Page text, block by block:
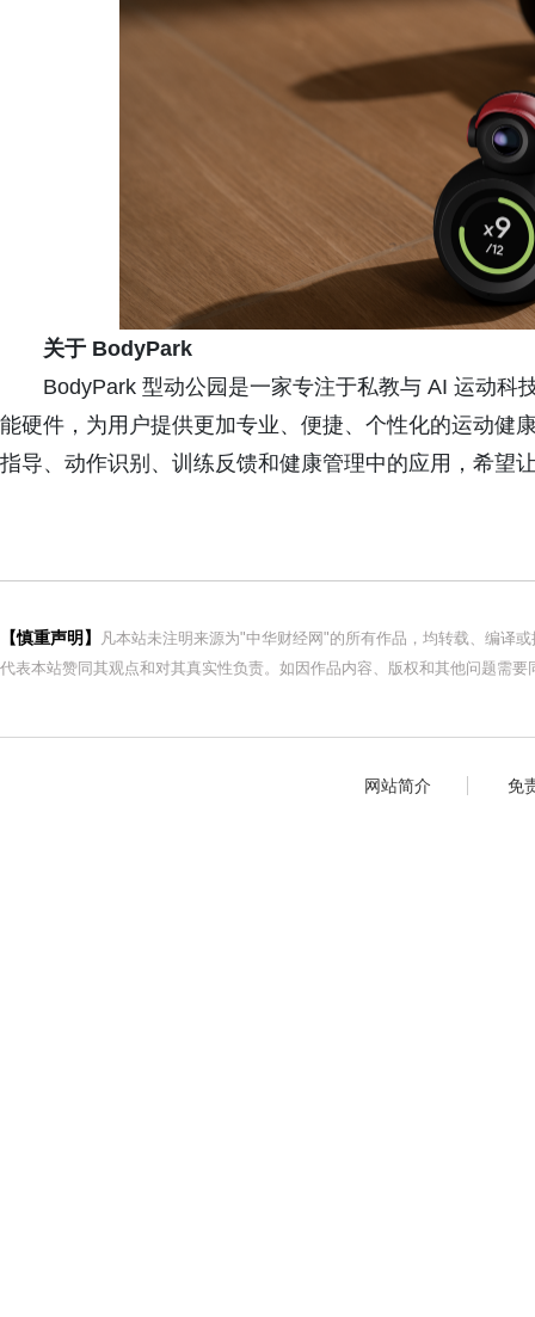
关于 BodyPark
BodyPark 型动公园是一家专注于私教与 AI 运动科
能硬件，为用户提供更加专业、便捷、个性化的运动健
指导、动作识别、训练反馈和健康管理中的应用，希望
【慎重声明】
凡本站未注明来源为"中华财经网"的所有作品，均转载、编译
代表本站赞同其观点和对其真实性负责。如因作品内容、版权和其他问题需
网站简介 免